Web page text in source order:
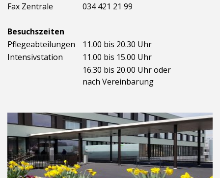
Fax Zentrale
034 421 21 99
Besuchszeiten
Pflegeabteilungen
11.00 bis 20.30 Uhr
Intensivstation
11.00 bis 15.00 Uhr
16.30 bis 20.00 Uhr oder
nach Vereinbarung